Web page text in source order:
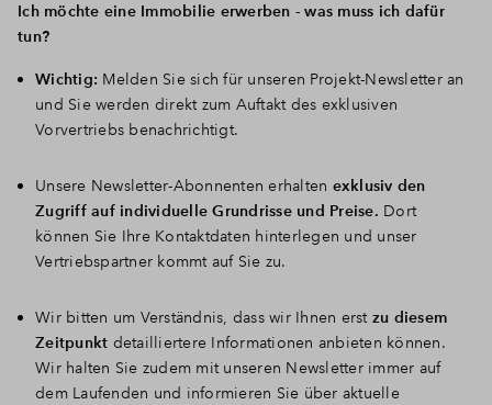
Ich möchte eine Immobilie erwerben - was muss ich dafür
tun?
Wichtig: Melden Sie sich für unseren Projekt-Newsletter an
und Sie werden direkt zum Auftakt des exklusiven
Vorvertriebs benachrichtigt.
Unsere Newsletter-Abonnenten erhalten exklusiv den
Zugriff auf individuelle Grundrisse und Preise. Dort
können Sie Ihre Kontaktdaten hinterlegen und unser
Vertriebspartner kommt auf Sie zu.
Wir bitten um Verständnis, dass wir Ihnen erst zu diesem
Zeitpunkt detailliertere Informationen anbieten können.
Wir halten Sie zudem mit unseren Newsletter immer auf
dem Laufenden und informieren Sie über aktuelle